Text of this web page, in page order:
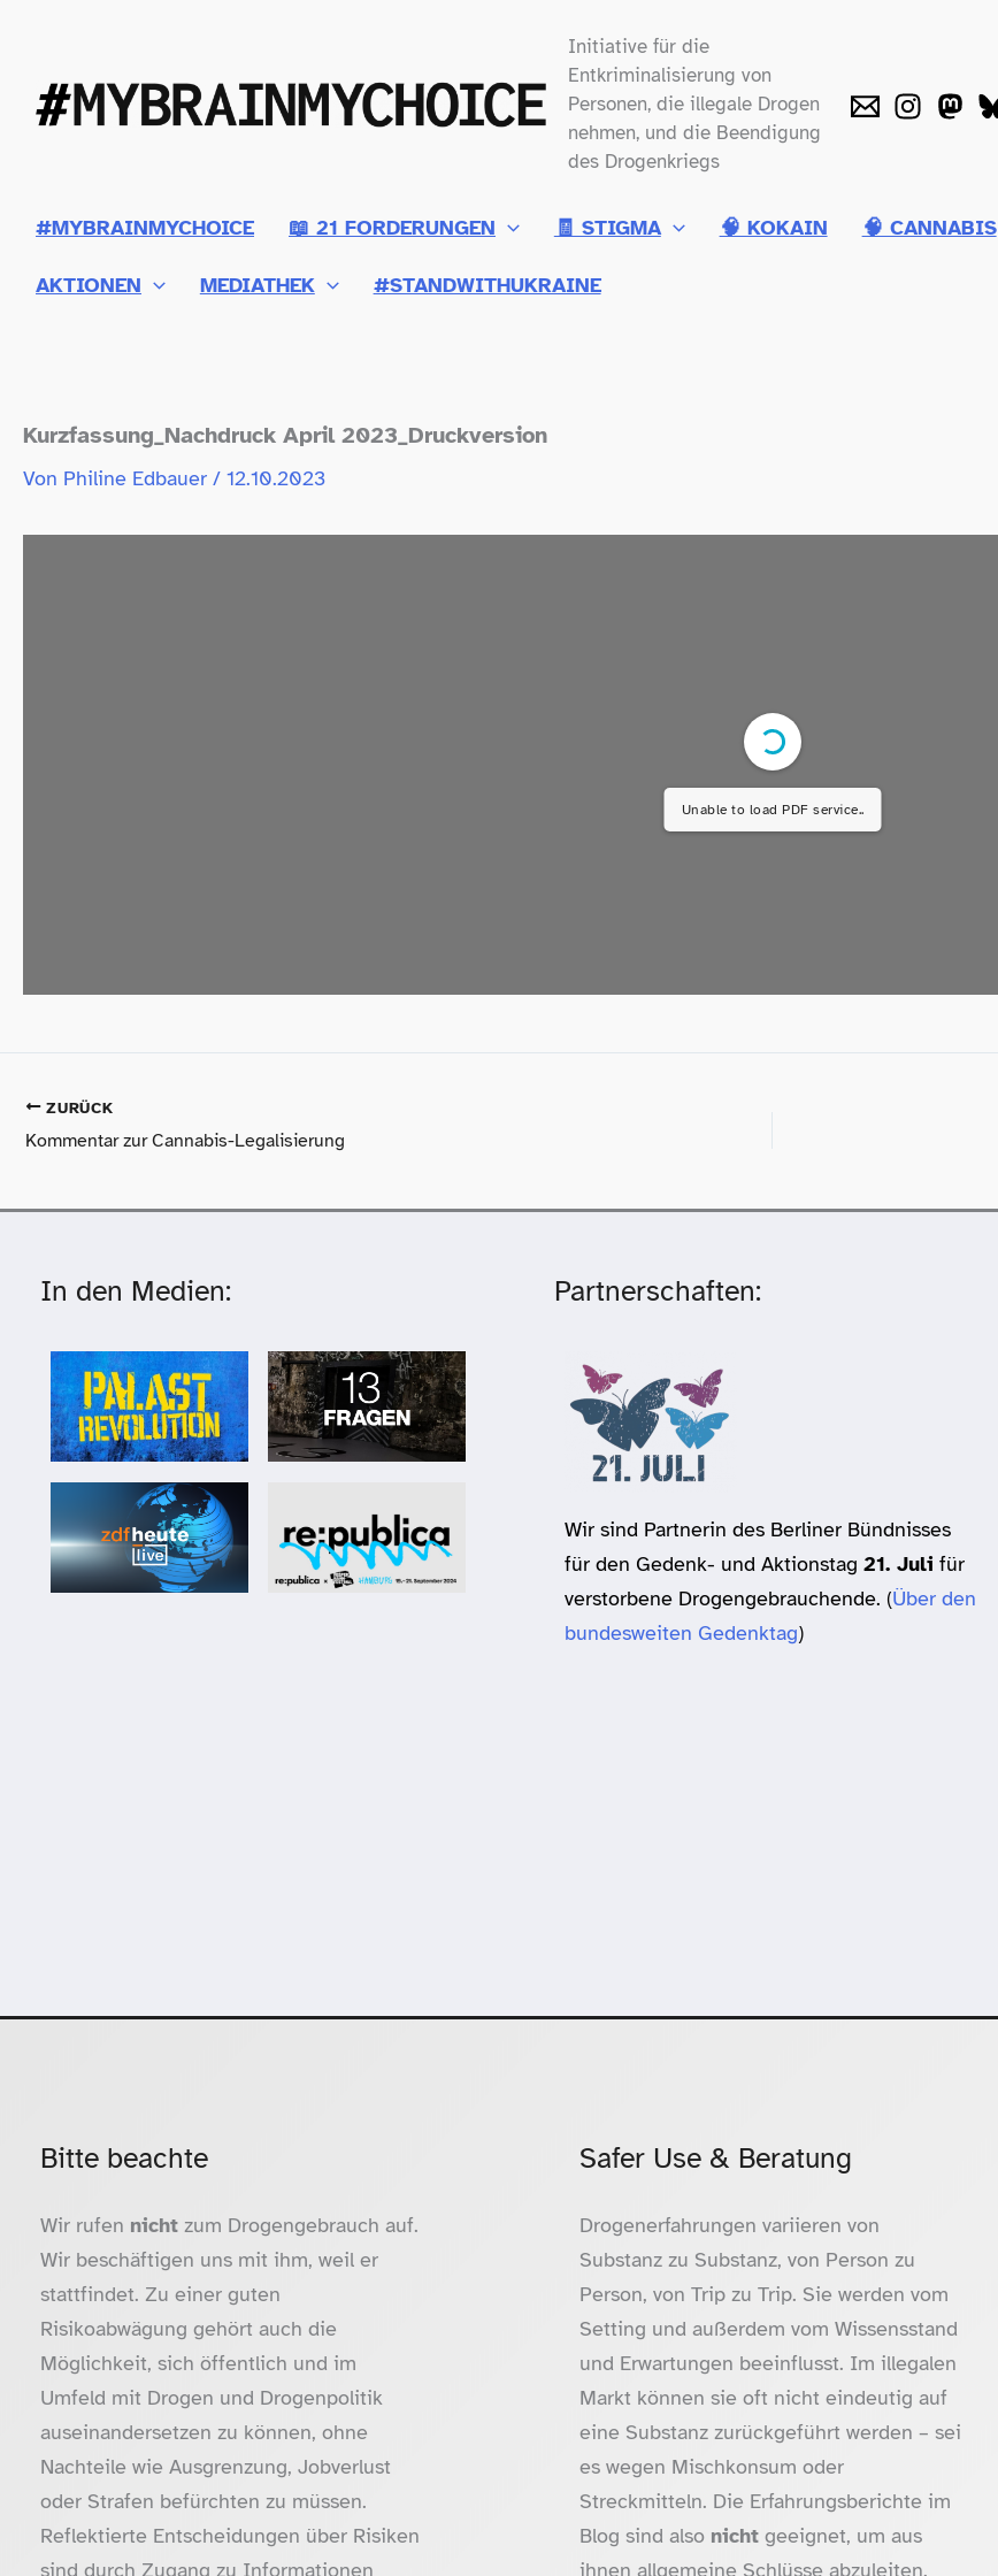
springen
Initiative für die
Entkriminalisierung von
Personen, die illegale Drogen
nehmen, und die Beendigung
des Drogenkriegs
#MYBRAINMYCHOICE 📖 21 FORDERUNGEN 🧾 STIGMA 🧠 KOKAIN 🧠 CANNABIS
AKTIONEN MEDIATHEK #STANDWITHUKRAINE
Kurzfassung_​Nachdruck April 2023_Druckversion
Von Philine Edbauer / 12.10.2023
Unable to load PDF service..
ZURÜCK
Kommentar zur Cannabis-Legalisierung
In den Medien: Partnerschaften:
Wir sind Partnerin des Berliner Bündnisses
für den Gedenk- und Aktionstag21. Juli für
verstorbene Drogengebrauchende. (Über den
bundesweiten Gedenktag)
Bitte beachte
Wir rufen nicht zum Drogengebrauch auf.
Wir beschäftigen uns mit ihm, weil er
stattfindet. Zu einer guten
Risikoabwägung gehört auch die
Möglichkeit, sich öffentlich und im
Umfeld mit Drogen und Drogenpolitik
auseinandersetzen zu können, ohne
Nachteile wie Ausgrenzung, Jobverlust
oder Strafen befürchten zu müssen.
Reflektierte Entscheidungen über Risiken
sind durch Zugang zu Informationen
Safer Use & Beratung
Drogenerfahrungen variieren von
Substanz zu Substanz, von Person zu
Person, von Trip zu Trip. Sie werden vom
Setting und außerdem vom Wissensstand
und Erwartungen beeinflusst. Im illegalen
Markt können sie oft nicht eindeutig auf
eine Substanz zurückgeführt werden – sei
es wegen Mischkonsum oder
Streckmitteln. Die Erfahrungsberichte im
Blog sind also nicht geeignet, um aus
ihnen allgemeine Schlüsse abzuleiten.